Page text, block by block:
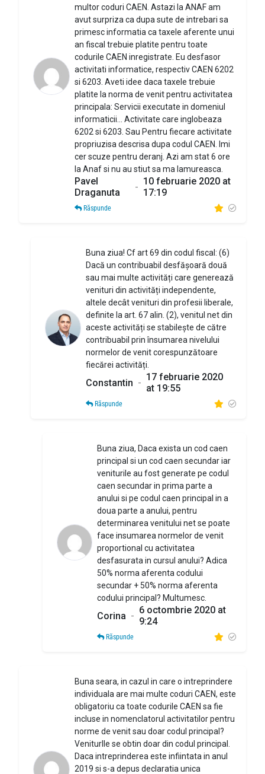
multor coduri CAEN. Astazi la ANAF am
avut surpriza ca dupa sute de intrebari sa
primesc informatia ca taxele aferente unui
an fiscal trebuie platite pentru toate
codurile CAEN inregistrate. Eu desfasor
activitati informatice, respectiv CAEN 6202
si 6203. Aveti idee daca taxele trebuie
platite la norma de venit pentru activitatea
principala: Servicii executate in domeniul
informaticii... Activitate care inglobeaza
6202 si 6203. Sau Pentru fiecare activitate
propriuzisa descrisa dupa codul CAEN. Imi
cer scuze pentru deranj. Azi am stat 6 ore
la Anaf si nu au stiut sa ma lamureasca.
Pavel
Draganuta
- 10 februarie 2020 at
17:19
Răspunde
Buna ziua! Cf art 69 din codul fiscal: (6)
Dacă un contribuabil desfășoară două
sau mai multe activități care generează
venituri din activități independente,
altele decât venituri din profesii liberale,
definite la art. 67 alin. (2), venitul net din
aceste activități se stabilește de către
contribuabil prin însumarea nivelului
normelor de venit corespunzătoare
fiecărei activități.
Constantin - 17 februarie 2020
at 19:55
Răspunde
Buna ziua, Daca exista un cod caen
principal si un cod caen secundar iar
veniturile au fost generate pe codul
caen secundar in prima parte a
anului si pe codul caen principal in a
doua parte a anului, pentru
determinarea venitului net se poate
face insumarea normelor de venit
proportional cu activitatea
desfasurata in cursul anului? Adica
50% norma aferenta codului
secundar + 50% norma aferenta
codului principal? Multumesc.
Corina - 6 octombrie 2020 at
9:24
Răspunde
Buna seara, in cazul in care o intreprindere
individuala are mai multe coduri CAEN, este
obligatoriu ca toate codurile CAEN sa fie
incluse in nomenclatorul activitatilor pentru
norme de venit sau doar codul principal?
Veniturlle se obtin doar din codul principal.
Daca intreprinderea este infiintata in anul
2019 si s-a depus declaratia unica